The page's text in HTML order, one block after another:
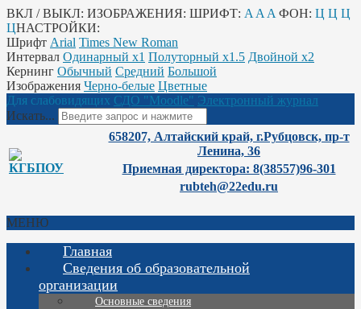
ВКЛ / ВЫКЛ: ИЗОБРАЖЕНИЯ: ШРИФТ: A A A ФОН: Ц Ц Ц
ЦНАСТРОЙКИ:
Шрифт Arial Times New Roman
Интервал Одинарный х1 Полуторный х1.5 Двойной х2
Кернинг Обычный Средний Большой
Изображения Черно-белые Цветные
Для слабовидящих СДО "Moodle" Электронный журнал
Искать...
658207, Алтайский край, г.Рубцовск, пр-т
Ленина, 36
Приемная директора: 8(38557)96-301
rubteh@22edu.ru
МЕНЮ
Главная
Сведения об образовательной
организации
Основные сведения